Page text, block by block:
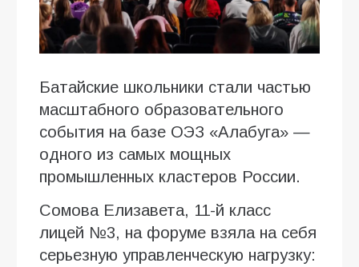
Батайские школьники стали частью
масштабного образовательного
события на базе ОЭЗ «Алабуга» —
одного из самых мощных
промышленных кластеров России.
Сомова Елизавета, 11-й класс
лицей №3, на форуме взяла на себя
серьезную управленческую нагрузку: